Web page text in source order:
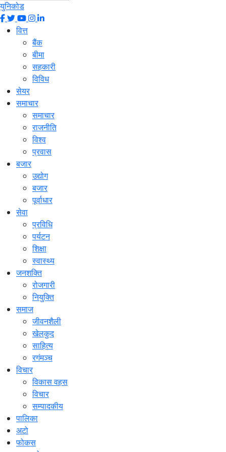
युनिकोड
वित्त
बैंक
बीमा
सहकारी
विविध
सेयर
समाचार
समाचार
राजनीति
विश्व
प्रवास
बजार
उद्योग
बजार
पूर्वाधार
सेवा
प्रविधि
पर्यटन
शिक्षा
स्वास्थ्य
जनशक्ति
रोजगारी
नियुक्ति
समाज
जीवनशैली
खेलकुद
साहित्य
रगंमञ्च
विचार
विकास वहस
विचार
सम्पादकीय
पालिका
अटो
फोकस